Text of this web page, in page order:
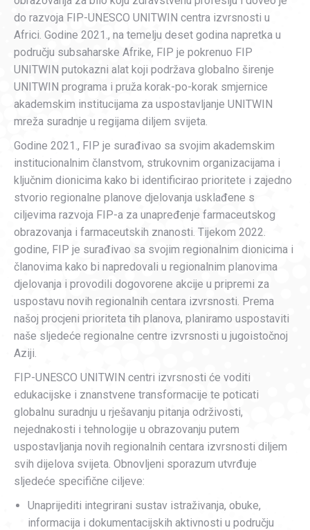
do razvoja FIP-UNESCO UNITWIN centra izvrsnosti u
Africi. Godine 2021., na temelju deset godina napretka u
području subsaharske Afrike, FIP je pokrenuo FIP
UNITWIN putokazni alat koji podržava globalno širenje
UNITWIN programa i pruža korak-po-korak smjernice
akademskim institucijama za uspostavljanje UNITWIN
mreža suradnje u regijama diljem svijeta.
Godine 2021., FIP je surađivao sa svojim akademskim
institucionalnim članstvom, strukovnim organizacijama i
ključnim dionicima kako bi identificirao prioritete i zajedno
stvorio regionalne planove djelovanja usklađene s
ciljevima razvoja FIP-a za unapređenje farmaceutskog
obrazovanja i farmaceutskih znanosti. Tijekom 2022.
godine, FIP je surađivao sa svojim regionalnim dionicima i
članovima kako bi napredovali u regionalnim planovima
djelovanja i provodili dogovorene akcije u pripremi za
uspostavu novih regionalnih centara izvrsnosti. Prema
našoj procjeni prioriteta tih planova, planiramo uspostaviti
naše sljedeće regionalne centre izvrsnosti u jugoistočnoj
Aziji.
FIP-UNESCO UNITWIN centri izvrsnosti će voditi
edukacijske i znanstvene transformacije te poticati
globalnu suradnju u rješavanju pitanja održivosti,
nejednakosti i tehnologije u obrazovanju putem
uspostavljanja novih regionalnih centara izvrsnosti diljem
svih dijelova svijeta. Obnovljeni sporazum utvrđuje
sljedeće specifične ciljeve:
Unaprijediti integrirani sustav istraživanja, obuke,
informacija i dokumentacijskih aktivnosti u području